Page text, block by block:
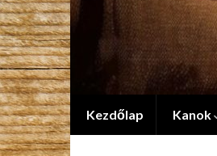
Kezdőlap Kanok